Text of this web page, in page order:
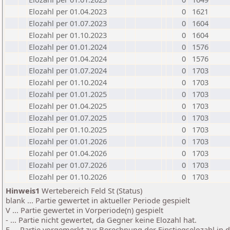
Elozahl per 01.04.2023
0
1621
Elozahl per 01.07.2023
0
1604
Elozahl per 01.10.2023
0
1604
Elozahl per 01.01.2024
0
1576
Elozahl per 01.04.2024
0
1576
Elozahl per 01.07.2024
0
1703
Elozahl per 01.10.2024
0
1703
Elozahl per 01.01.2025
0
1703
Elozahl per 01.04.2025
0
1703
Elozahl per 01.07.2025
0
1703
Elozahl per 01.10.2025
0
1703
Elozahl per 01.01.2026
0
1703
Elozahl per 01.04.2026
0
1703
Elozahl per 01.07.2026
0
1703
Elozahl per 01.10.2026
0
1703
Hinweis1 Wertebereich Feld St (Status)
blank ... Partie gewertet in aktueller Periode gespielt
V ... Partie gewertet in Vorperiode(n) gespielt
- ... Partie nicht gewertet, da Gegner keine Elozahl hat.